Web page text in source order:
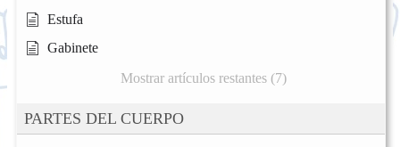
Estufa
Gabinete
Mostrar artículos restantes (7)
PARTES DEL CUERPO